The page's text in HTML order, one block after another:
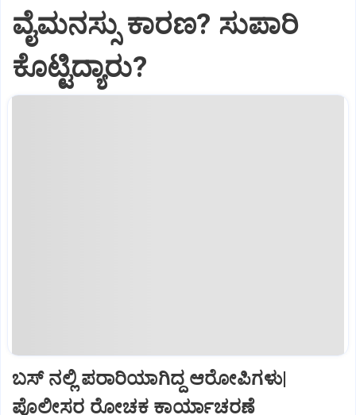
ವೈಮನಸ್ಸು ಕಾರಣ? ಸುಪಾರಿ
ಕೊಟ್ಟಿದ್ಯಾರು?
ಬಸ್‌ ನಲ್ಲಿ ಪರಾರಿಯಾಗಿದ್ದ ಆರೋಪಿಗಳು|
ಪೊಲೀಸರ ರೋಚಕ ಕಾರ್ಯಾಚರಣೆ